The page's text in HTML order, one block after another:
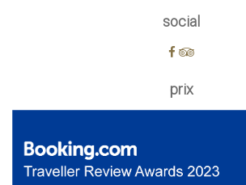
social
prix